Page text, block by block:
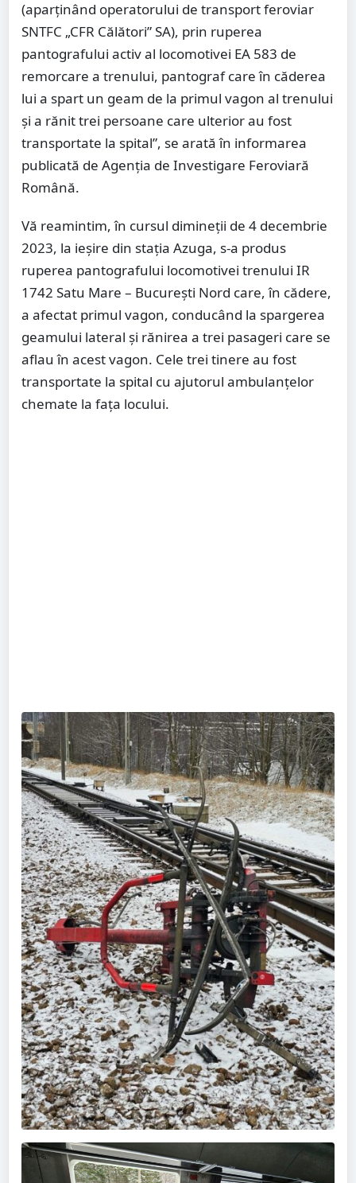
(aparținând operatorului de transport feroviar
SNTFC „CFR Călători” SA), prin ruperea
pantografului activ al locomotivei EA 583 de
remorcare a trenului, pantograf care în căderea
lui a spart un geam de la primul vagon al trenului
și a rănit trei persoane care ulterior au fost
transportate la spital”, se arată în informarea
publicată de Agenția de Investigare Feroviară
Română.
Vă reamintim, în cursul dimineții de 4 decembrie
2023, la ieșire din stația Azuga, s-a produs
ruperea pantografului locomotivei trenului IR
1742 Satu Mare – București Nord care, în cădere,
a afectat primul vagon, conducând la spargerea
geamului lateral și rănirea a trei pasageri care se
aflau în acest vagon. Cele trei tinere au fost
transportate la spital cu ajutorul ambulanțelor
chemate la fața locului.